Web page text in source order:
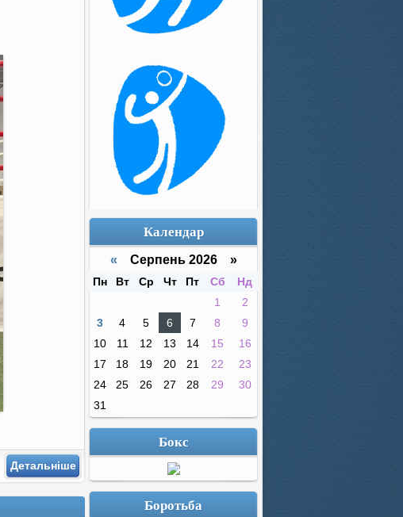
Детальніше
Календар
« Серпень 2026 »
Пн Вт Ср Чт Пт Сб
Нд
1
2
3
4 5 6 7 8
9
10
11 12 13 14 15
16
17
18 19 20 21 22
23
24
25 26 27 28 29
30
31
Бокс
Боротьба